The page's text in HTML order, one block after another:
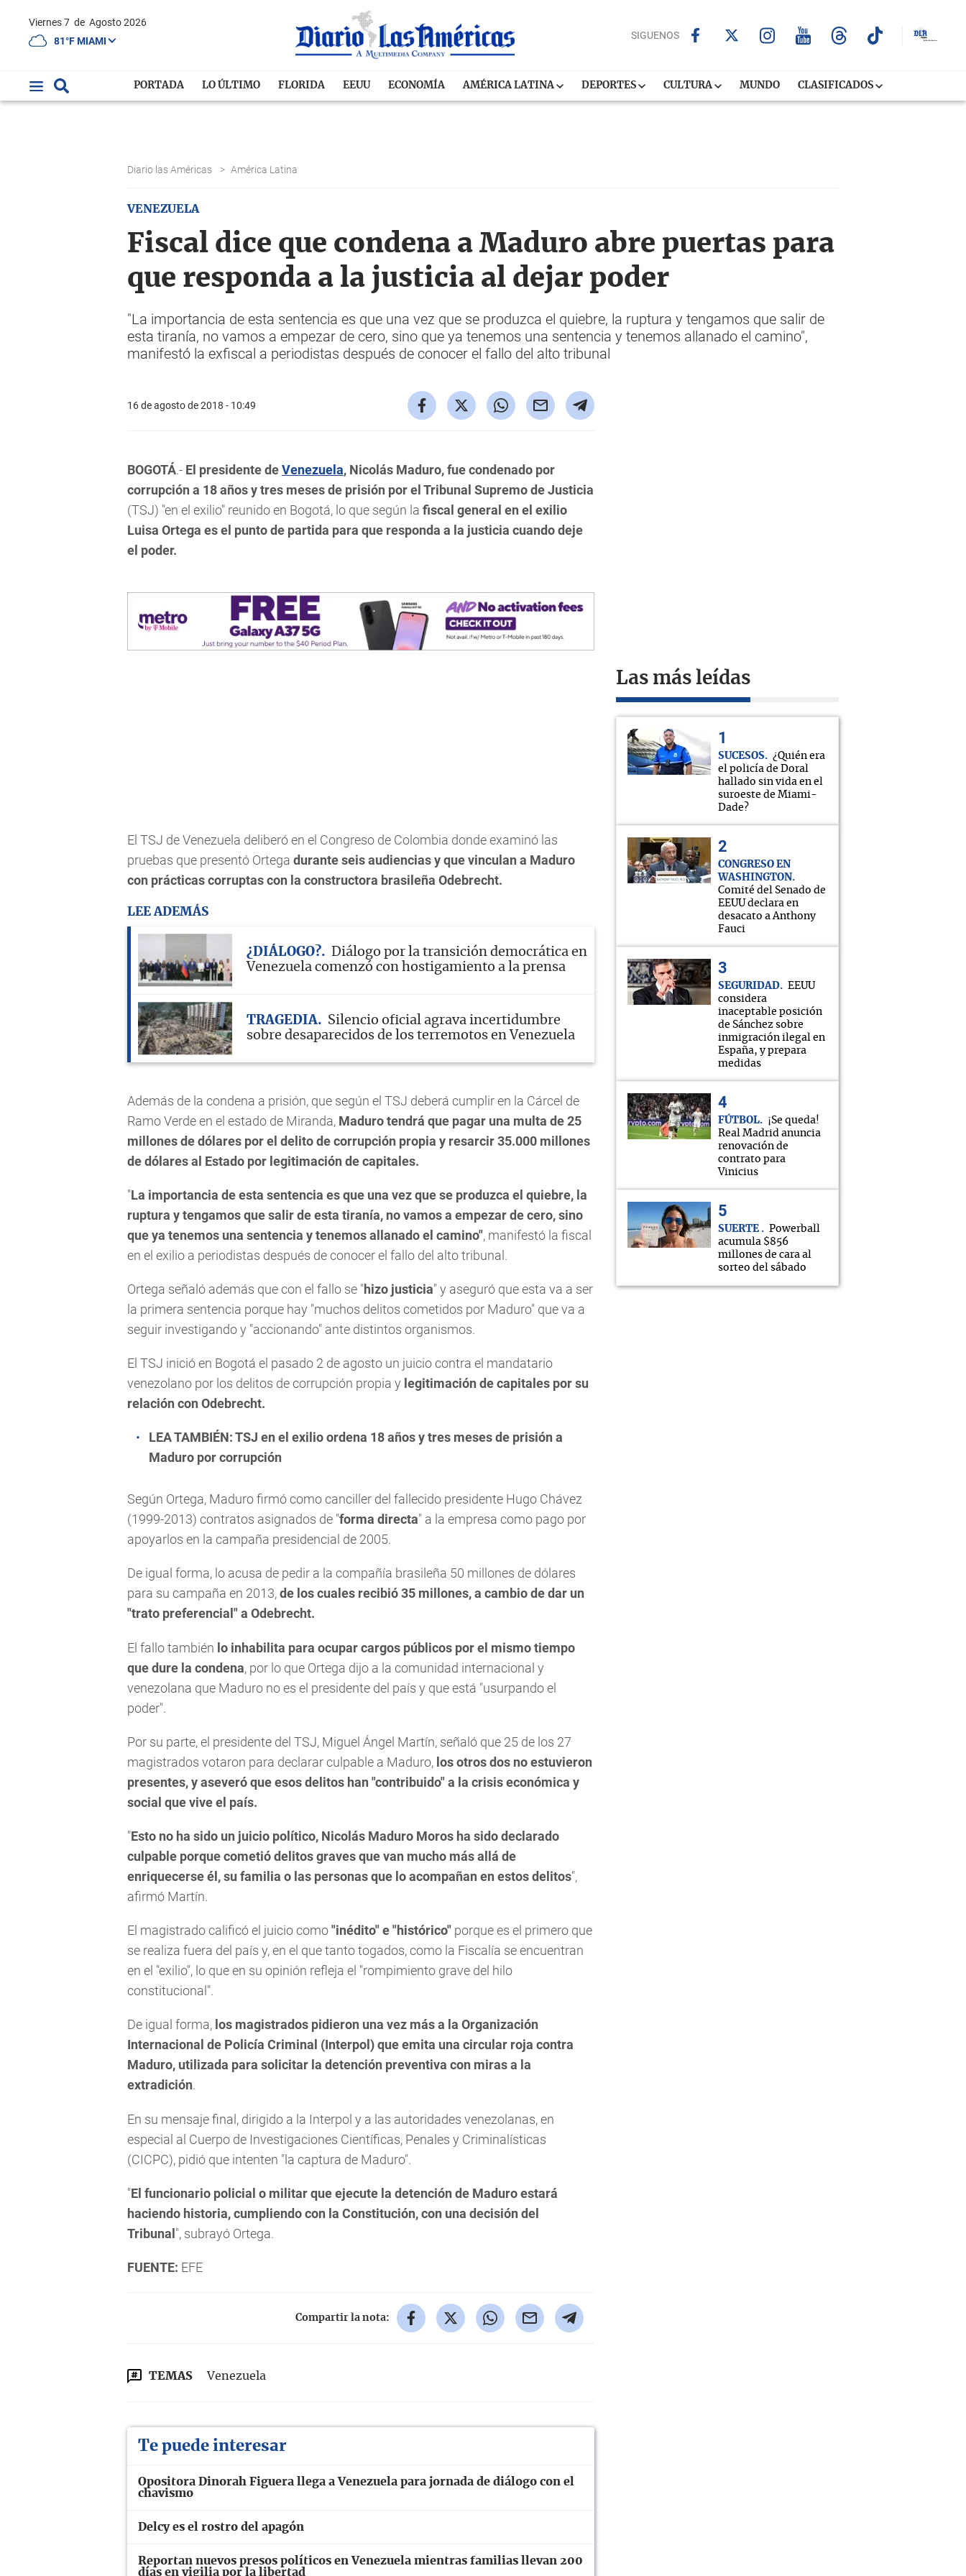
Viernes 7 de Agosto 2026
81°F MIAMI
SIGUENOS
PORTADA LO ÚLTIMO FLORIDA EEUU ECONOMÍA AMÉRICA LATINA DEPORTES CULTURA MUNDO CLASIFICADOS
Diario las Américas > América Latina
VENEZUELA
Fiscal dice que condena a Maduro abre puertas para
que responda a la justicia al dejar poder
"La importancia de esta sentencia es que una vez que se produzca el quiebre, la ruptura y tengamos que salir de
esta tiranía, no vamos a empezar de cero, sino que ya tenemos una sentencia y tenemos allanado el camino",
manifestó la exfiscal a periodistas después de conocer el fallo del alto tribunal
16 de agosto de 2018 - 10:49
BOGOTÁ.- El presidente deVenezuela, Nicolás Maduro, fue condenado por
corrupción a 18 años y tres meses de prisión por el Tribunal Supremo de Justicia
(TSJ) "en el exilio" reunido en Bogotá, lo que según la fiscal general en el exilio
Luisa Ortega es el punto de partida para que responda a la justicia cuando deje
el poder.
El TSJ de Venezuela deliberó en el Congreso de Colombia donde examinó las
pruebas que presentó Ortega durante seis audiencias y que vinculan a Maduro
con prácticas corruptas con la constructora brasileña Odebrecht.
LEE ADEMÁS
¿DIÁLOGO?
Diálogo por la transición democrática en
Venezuela comenzó con hostigamiento a la prensa
TRAGEDIA
Silencio oficial agrava incertidumbre
sobre desaparecidos de los terremotos en Venezuela
Además de la condena a prisión, que según el TSJ deberá cumplir en la Cárcel de
Ramo Verde en el estado de Miranda, Maduro tendrá que pagar una multa de 25
millones de dólares por el delito de corrupción propia y resarcir 35.000 millones
de dólares al Estado por legitimación de capitales.
"La importancia de esta sentencia es que una vez que se produzca el quiebre, la
ruptura y tengamos que salir de esta tiranía, no vamos a empezar de cero, sino
que ya tenemos una sentencia y tenemos allanado el camino", manifestó la fiscal
en el exilio a periodistas después de conocer el fallo del alto tribunal.
Ortega señaló además que con el fallo se "hizo justicia" y aseguró que esta va a ser
la primera sentencia porque hay "muchos delitos cometidos por Maduro" que va a
seguir investigando y "accionando" ante distintos organismos.
El TSJ inició en Bogotá el pasado 2 de agosto un juicio contra el mandatario
venezolano por los delitos de corrupción propia y legitimación de capitales por su
relación con Odebrecht.
LEA TAMBIÉN:TSJ en el exilio ordena 18 años y tres meses de prisión a
Maduro por corrupción
Según Ortega, Maduro firmó como canciller del fallecido presidente Hugo Chávez
(1999-2013) contratos asignados de "forma directa" a la empresa como pago por
apoyarlos en la campaña presidencial de 2005.
De igual forma, lo acusa de pedir a la compañía brasileña 50 millones de dólares
para su campaña en 2013,de los cuales recibió 35 millones, a cambio de dar un
"trato preferencial" a Odebrecht.
El fallo también lo inhabilita para ocupar cargos públicos por el mismo tiempo
que dure la condena, por lo que Ortega dijo a la comunidad internacional y
venezolana que Maduro no es el presidente del país y que está "usurpando el
poder".
Por su parte, el presidente del TSJ, Miguel Ángel Martín, señaló que 25 de los 27
magistrados votaron para declarar culpable a Maduro, los otros dos no estuvieron
presentes, y aseveró que esos delitos han "contribuido" a la crisis económica y
social que vive el país.
"Esto no ha sido un juicio político, Nicolás Maduro Moros ha sido declarado
culpable porque cometió delitos graves que van mucho más allá de
enriquecerse él, su familia o las personas que lo acompañan en estos delitos",
afirmó Martín.
El magistrado calificó el juicio como"inédito" e "histórico" porque es el primero que
se realiza fuera del país y, en el que tanto togados, como la Fiscalía se encuentran
en el "exilio", lo que en su opinión refleja el "rompimiento grave del hilo
constitucional".
De igual forma, los magistrados pidieron una vez más a la Organización
Internacional de Policía Criminal (Interpol) que emita una circular roja contra
Maduro, utilizada para solicitar la detención preventiva con miras a la
extradición.
En su mensaje final, dirigido a la Interpol y a las autoridades venezolanas, en
especial al Cuerpo de Investigaciones Científicas, Penales y Criminalísticas
(CICPC), pidió que intenten "la captura de Maduro".
"El funcionario policial o militar que ejecute la detención de Maduro estará
haciendo historia, cumpliendo con la Constitución, con una decisión del
Tribunal", subrayó Ortega.
FUENTE: EFE
Compartir la nota:
TEMAS Venezuela
Te puede interesar
Opositora Dinorah Figuera llega a Venezuela para jornada de diálogo con el
chavismo
Delcy es el rostro del apagón
Reportan nuevos presos políticos en Venezuela mientras familias llevan 200
días en vigilia por la libertad
Las más leídas
SUCESOS
¿Quién era
el policía de Doral
hallado sin vida en el
suroeste de Miami-
Dade?
CONGRESO EN
WASHINGTON
Comité del Senado de
EEUU declara en
desacato a Anthony
Fauci
SEGURIDAD
EEUU
considera
inaceptable posición
de Sánchez sobre
inmigración ilegal en
España, y prepara
medidas
FÚTBOL
¡Se queda!
Real Madrid anuncia
renovación de
contrato para
Vinicius
SUERTE
Powerball
acumula $856
millones de cara al
sorteo del sábado